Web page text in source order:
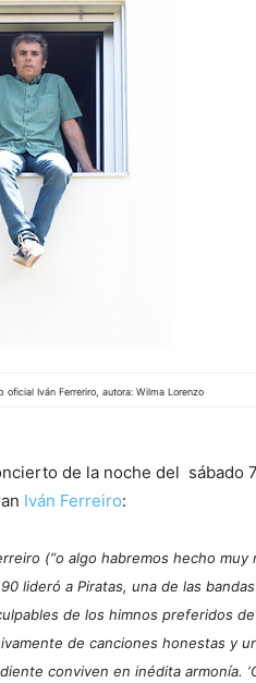
oficial Iván Ferreriro, autora: Wilma Lorenzo
de la noche del sábado
Iván Ferreiro:
(“o algo habremos hecho
lideró a Piratas, una de las
de los himnos preferidos
de canciones honestas y
conviven en inédita armonía.